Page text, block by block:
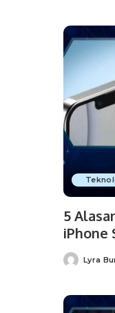
5
iPhone
PostedLyra